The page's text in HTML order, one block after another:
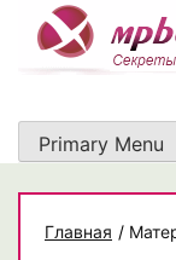
content
Primary Menu
Главная /